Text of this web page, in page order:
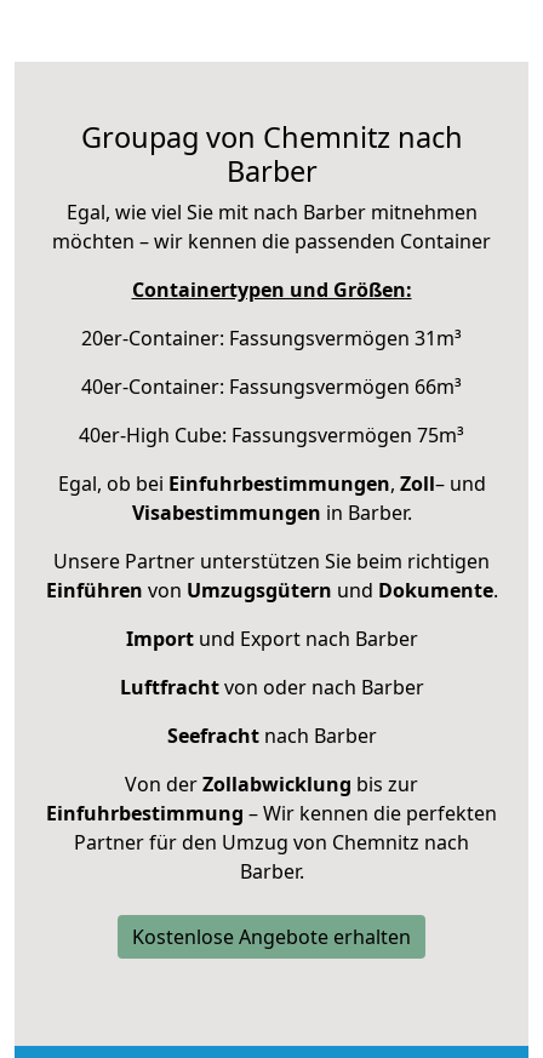
Groupag von Chemnitz nach
Barber
Egal, wie viel Sie mit nach Barber mitnehmen
möchten – wir kennen die passenden Container
Containertypen und Größen:
20er-Container: Fassungsvermögen 31m³
40er-Container: Fassungsvermögen 66m³
40er-High Cube: Fassungsvermögen 75m³
Egal, ob bei Einfuhrbestimmungen, Zoll– und
Visabestimmungen in Barber.
Unsere Partner unterstützen Sie beim richtigen
Einführen von Umzugsgütern und Dokumente.
Importund Export nach Barber
Luftfrachtvon oder nach Barber
Seefrachtnach Barber
Von derZollabwicklung bis zur
Einfuhrbestimmung – Wir kennen die perfekten
Partner für den Umzug von Chemnitz nach
Barber.
Kostenlose Angebote erhalten